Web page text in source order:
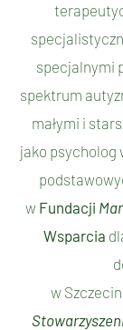
specjalnymi
spektrum
małymi i
jako psycholog
w Fundacji
Wsparcia
w